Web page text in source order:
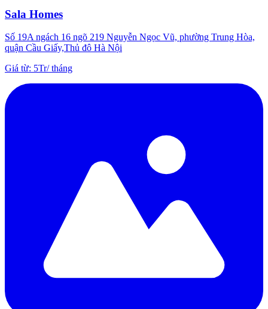
Sala Homes
Số 19A ngách 16 ngõ 219 Nguyễn Ngọc Vũ, phường Trung Hòa,
quận Cầu Giấy,Thủ đô Hà Nội
Giá từ: 5Tr/tháng